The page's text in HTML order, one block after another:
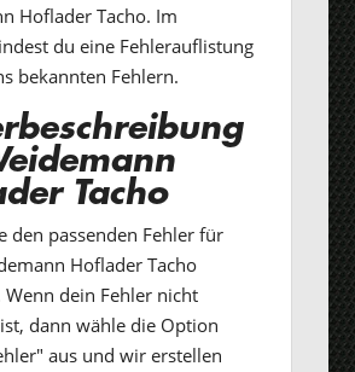
Hoflader Tacho. Im
du eine Fehlerauflistung
bekannten Fehlern.
Tacho
den passenden Fehler für
Hoflader Tacho
Wenn dein Fehler nicht
dann wähle die Option
aus und wir erstellen